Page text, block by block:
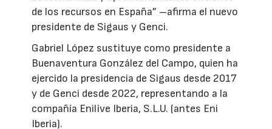
de los recursos en España” –afirma el nuevo
presidente de Sigaus y Genci.
Gabriel López sustituye como presidente a
Buenaventura González del Campo, quien ha
ejercido la presidencia de Sigaus desde 2017
y de Genci desde 2022, representando a la
compañía Enilive Iberia, S.L.U. (antes Eni
Iberia).